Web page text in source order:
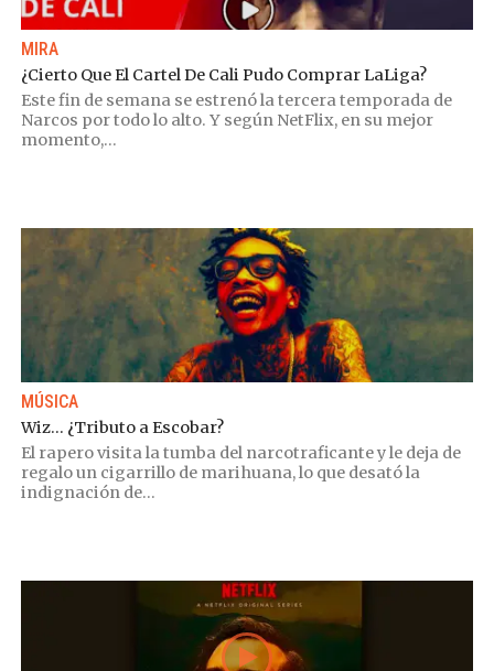
MIRA
¿Cierto Que El Cartel De Cali Pudo Comprar LaLiga?
Este fin de semana se estrenó la tercera temporada de
Narcos por todo lo alto. Y según NetFlix, en su mejor
momento,...
MÚSICA
Wiz… ¿Tributo a Escobar?
El rapero visita la tumba del narcotraficante y le deja de
regalo un cigarrillo de marihuana, lo que desató la
indignación de...